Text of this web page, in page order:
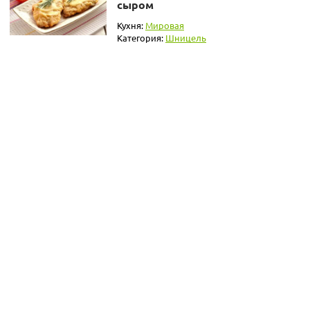
сыром
Кухня: Мировая
Категория: Шницель